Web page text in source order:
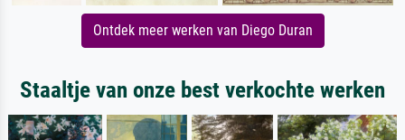
Ontdek meer werken van Diego Duran
Staaltje van onze best verkochte werken